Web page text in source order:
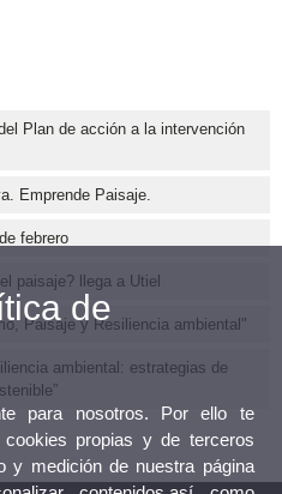
Plan de acción a la intervención
Emprende Paisaje.
febrero
paisaje? llega a Utiel
Paisaje y Resiliencia ambiental"
ambiental: estrategias de
de
para nosotros. Por ello te
propias y de terceros
y medición de nuestra página